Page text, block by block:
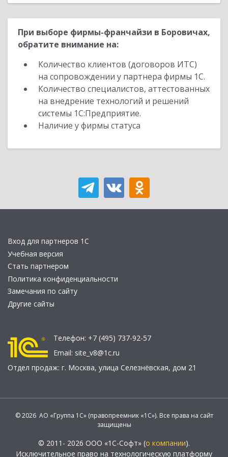
При выборе фирмы-франчайзи в Боровичах,
обратите внимание на:
Количество клиентов (договоров ИТС)
на сопровождении у партнера фирмы 1С.
Количество специалистов, аттестованных
на внедрение технологий и решений
системы 1С:Предприятие.
Наличие у фирмы статуса
Вход для партнеров 1С
Учебная версия
Стать партнером
Политика конфиденциальности
Замечания по сайту
Другие сайты
Телефон: +7 (495) 737-92-57
Email: site_v8@1c.ru
Отдел продаж: г. Москва, улица Селезнёвская, дом 21
© 2026 АО «Группа 1С» (правопреемник «1С»). Все права на сайт
защищены
© 2011- 2026 ООО «1С-Софт» (о компании).
Исключительное право на технологическую платформу